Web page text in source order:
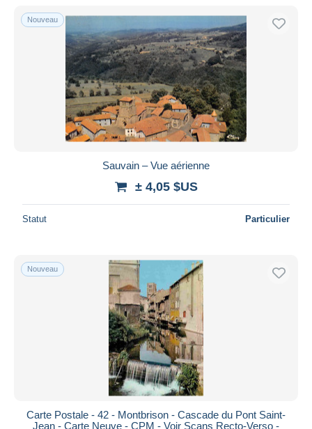
Nouveau
Sauvain – Vue aérienne
± 4,05 $US
Statut Particulier
Nouveau
Carte Postale - 42 - Montbrison - Cascade du Pont Saint-
Jean - Carte Neuve - CPM - Voir Scans Recto-Verso -